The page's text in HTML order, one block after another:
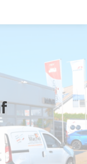
Verkauf
Vermietung
Werkstatt
Über uns